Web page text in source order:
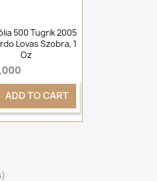
500 Tugrik 2005
Lovas Szobra, 1
Oz
ADD TO CART